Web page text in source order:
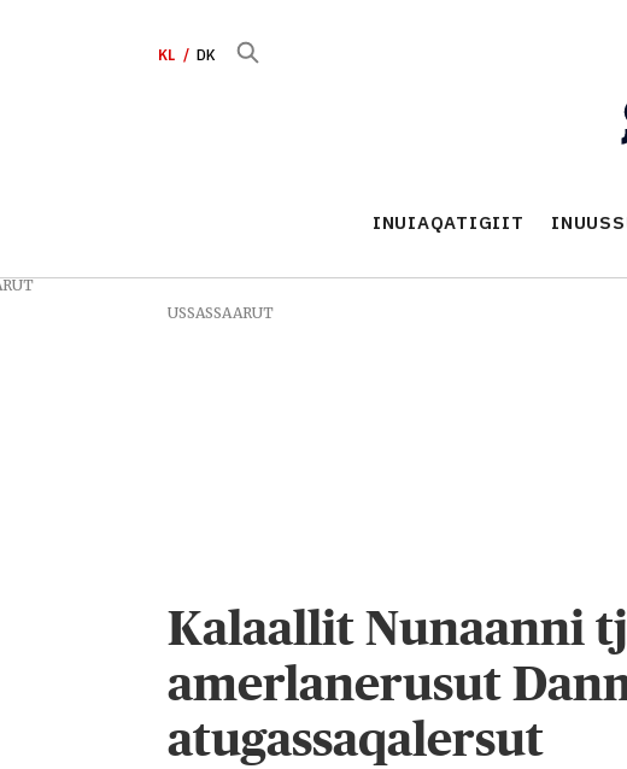
KL DK
INUIAQATIGIIT
USSASSAARUT
Kalaallit Nunaanni
amerlanerusut
atugassaqalersut